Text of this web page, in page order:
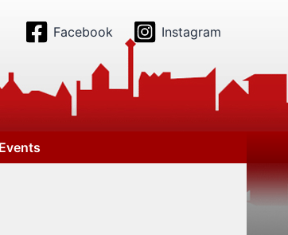
Facebook Instagram
Events